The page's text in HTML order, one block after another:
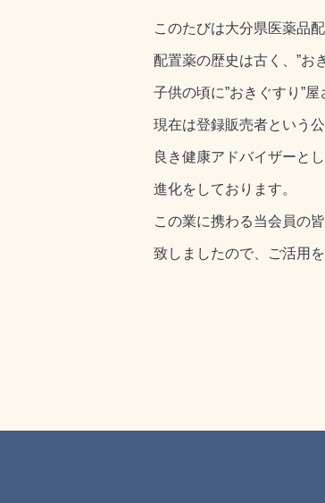
このたびは大分県医薬品
配置薬の歴史は古く、”お
子供の頃に”おきぐすり”
現在は登録販売者という
良き健康アドバイザーと
進化をしております。
この業に携わる当会員の
致しましたので、ご活用